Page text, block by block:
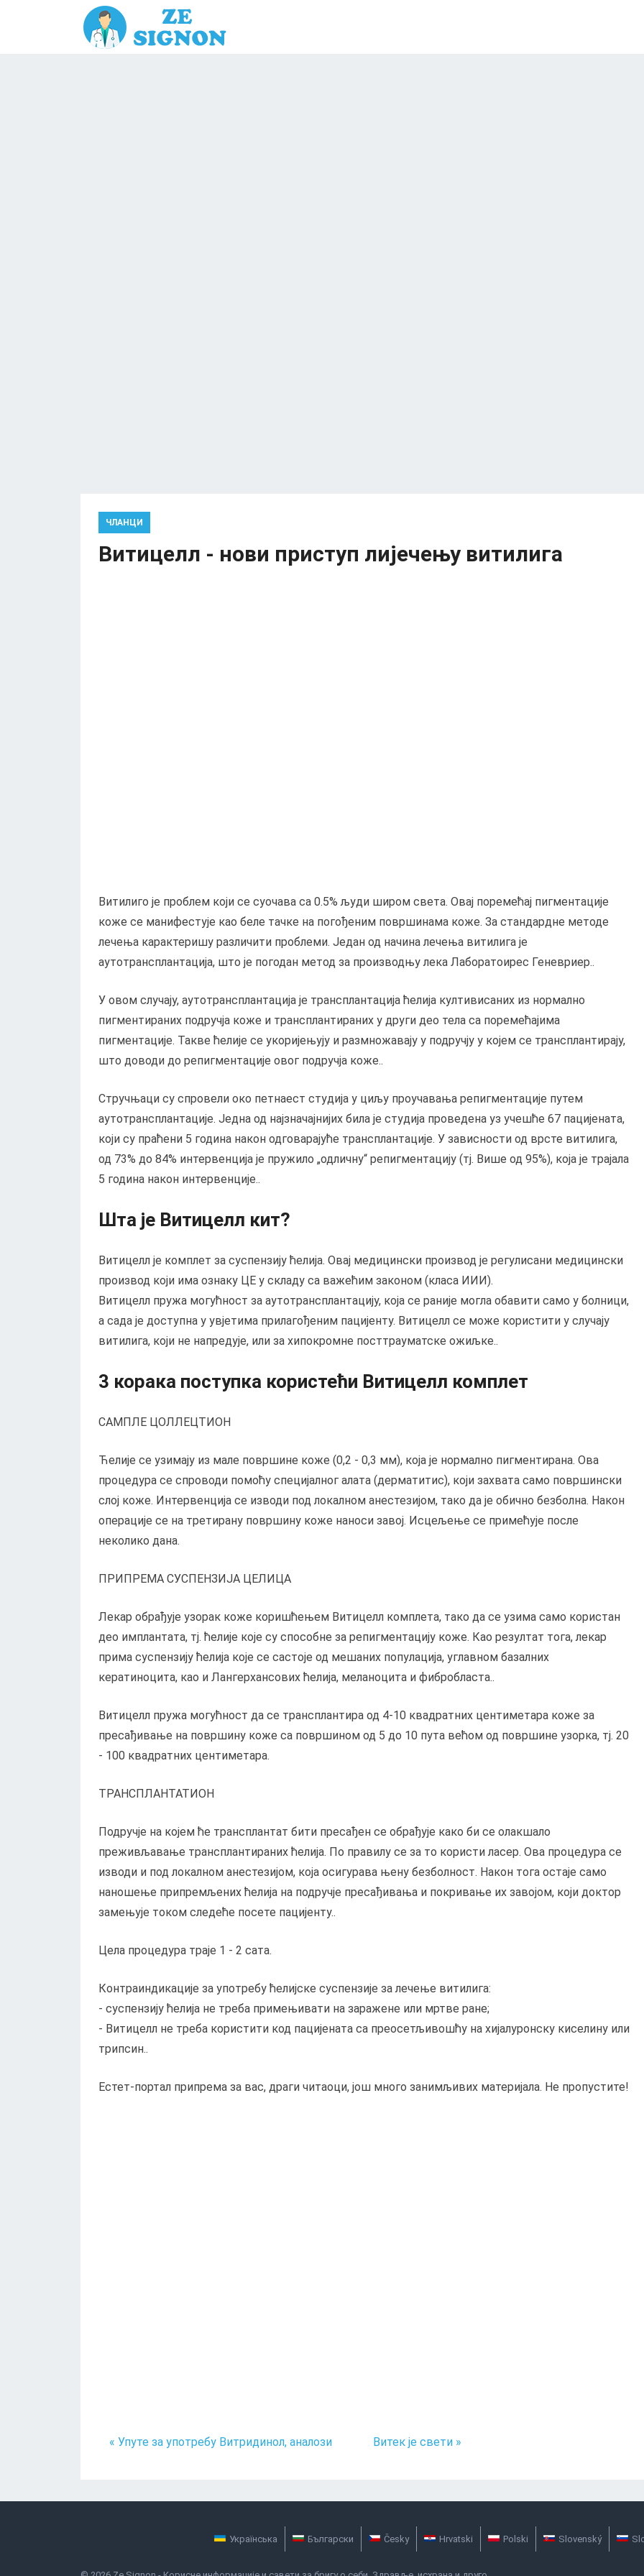
ЧЛАНЦИ
Витицелл - нови приступ лијечењу витилига
Витилиго је проблем који се суочава са 0.5% људи широм света. Овај поремећај пигментације
коже се манифестује као беле тачке на погођеним површинама коже. За стандардне методе
лечења карактеришу различити проблеми. Један од начина лечења витилига је
аутотрансплантација, што је погодан метод за производњу лека Лаборатоирес Геневриер..
У овом случају, аутотрансплантација је трансплантација ћелија култивисаних из нормално
пигментираних подручја коже и трансплантираних у други део тела са поремећајима
пигментације. Такве ћелије се укоријењују и размножавају у подручју у којем се трансплантирају,
што доводи до репигментације овог подручја коже..
Стручњаци су спровели око петнаест студија у циљу проучавања репигментације путем
аутотрансплантације. Једна од најзначајнијих била је студија проведена уз учешће 67 пацијената,
који су праћени 5 година након одговарајуће трансплантације. У зависности од врсте витилига,
од 73% до 84% интервенција је пружило „одличну“ репигментацију (тј. Више од 95%), која је трајала
5 година након интервенције..
Шта је Витицелл кит?
Витицелл је комплет за суспензију ћелија. Овај медицински производ је регулисани медицински
производ који има ознаку ЦЕ у складу са важећим законом (класа ИИИ).
Витицелл пружа могућност за аутотрансплантацију, која се раније могла обавити само у болници,
а сада је доступна у увјетима прилагођеним пацијенту. Витицелл се може користити у случају
витилига, који не напредује, или за хипокромне посттрауматске ожиљке..
3 корака поступка користећи Витицелл комплет
САМПЛЕ ЦОЛЛЕЦТИОН
Ћелије се узимају из мале површине коже (0,2 - 0,3 мм), која је нормално пигментирана. Ова
процедура се спроводи помоћу специјалног алата (дерматитис), који захвата само површински
слој коже. Интервенција се изводи под локалном анестезијом, тако да је обично безболна. Након
операције се на третирану површину коже наноси завој. Исцељење се примећује после
неколико дана.
ПРИПРЕМА СУСПЕНЗИЈА ЦЕЛИЦА
Лекар обрађује узорак коже коришћењем Витицелл комплета, тако да се узима само користан
део имплантата, тј. ћелије које су способне за репигментацију коже. Као резултат тога, лекар
прима суспензију ћелија које се састоје од мешаних популација, углавном базалних
кератиноцита, као и Лангерхансових ћелија, меланоцита и фибробласта..
Витицелл пружа могућност да се трансплантира од 4-10 квадратних центиметара коже за
пресађивање на површину коже са површином од 5 до 10 пута већом од површине узорка, тј. 20
- 100 квадратних центиметара.
ТРАНСПЛАНТАТИОН
Подручје на којем ће трансплантат бити пресађен се обрађује како би се олакшало
преживљавање трансплантираних ћелија. По правилу се за то користи ласер. Ова процедура се
изводи и под локалном анестезијом, која осигурава њену безболност. Након тога остаје само
наношење припремљених ћелија на подручје пресађивања и покривање их завојом, који доктор
замењује током следеће посете пацијенту..
Цела процедура траје 1 - 2 сата.
Контраиндикације за употребу ћелијске суспензије за лечење витилига:
- суспензију ћелија не треба примењивати на заражене или мртве ране;
- Витицелл не треба користити код пацијената са преосетљивошћу на хијалуронску киселину или
трипсин..
Естет-портал припрема за вас, драги читаоци, још много занимљивих материјала. Не пропустите!
« Упуте за употребу Витридинол, аналози Витек је свети »
Українська Български Česky Hrvatski Polski Slovenský